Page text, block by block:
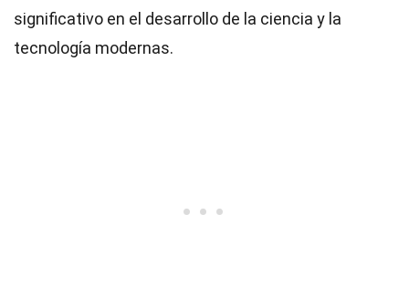
significativo en el desarrollo de la ciencia y la
tecnología modernas.